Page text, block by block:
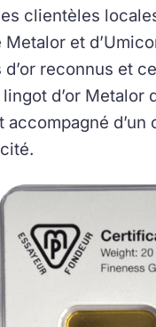
clientèles
Metalor et
reconnus et
d’or Metalor
accompagné